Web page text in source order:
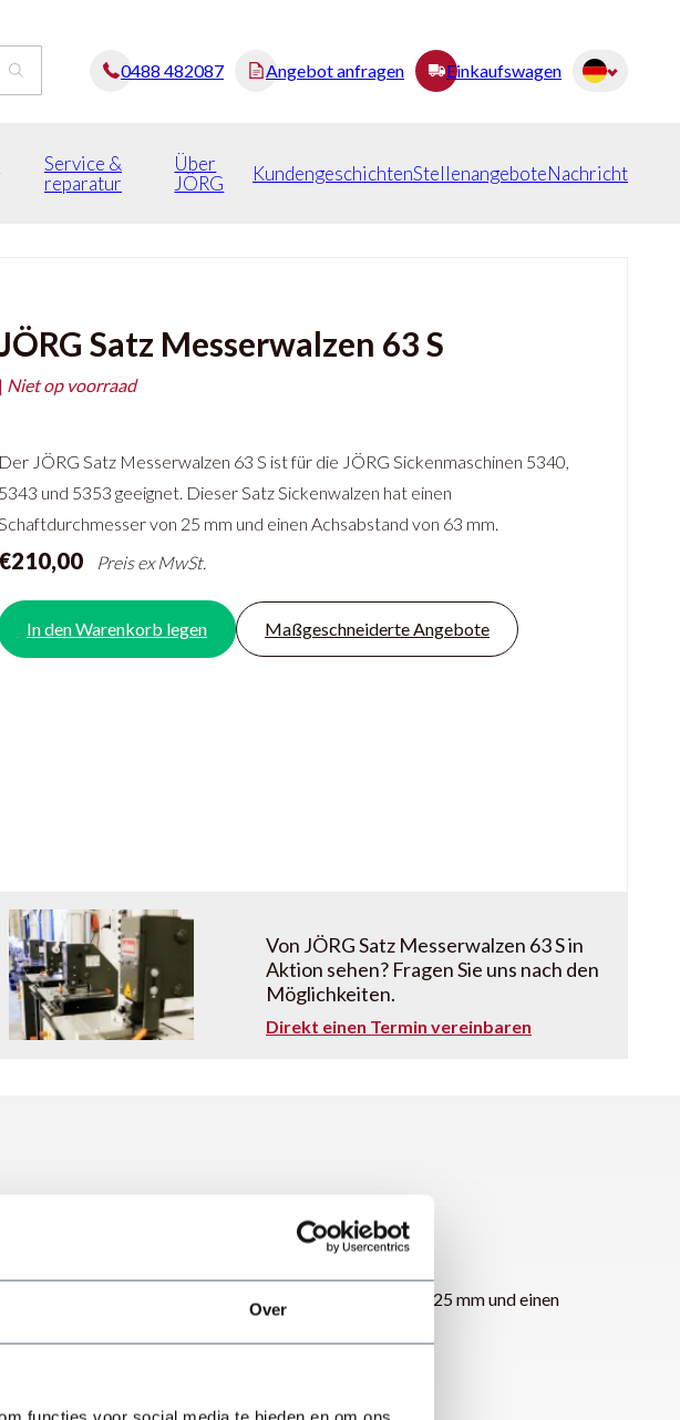
Over
0488 482087 Angebot anfragen Einkaufswagen
Service &
reparatur
Über
JÖRG
KundengeschichtenStellenangeboteNachricht
Satz Messerwalzen 63 S
| Niet op voorraad
Der JÖRG Satz Messerwalzen 63 S ist für die JÖRG Sickenmaschinen 5340,
5343 und 5353 geeignet. Dieser Satz Sickenwalzen hat einen
von 25 mm und einen Achsabstand von 63 mm.
€210,00 Preis ex MwSt.
In den Warenkorb legen Maßgeschneiderte Angebote
Von JÖRG Satz Messerwalzen 63 S in
Aktion sehen? Fragen Sie uns nach den
Möglichkeiten.
Direkt einen Termin vereinbaren
Satz Sickenwalzen hat einen Achsdurchmesser von 25 mm und einen